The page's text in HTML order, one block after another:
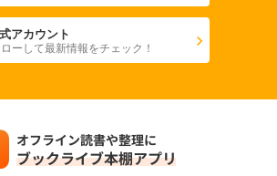
アカウント
ーして最新情報をチェック！